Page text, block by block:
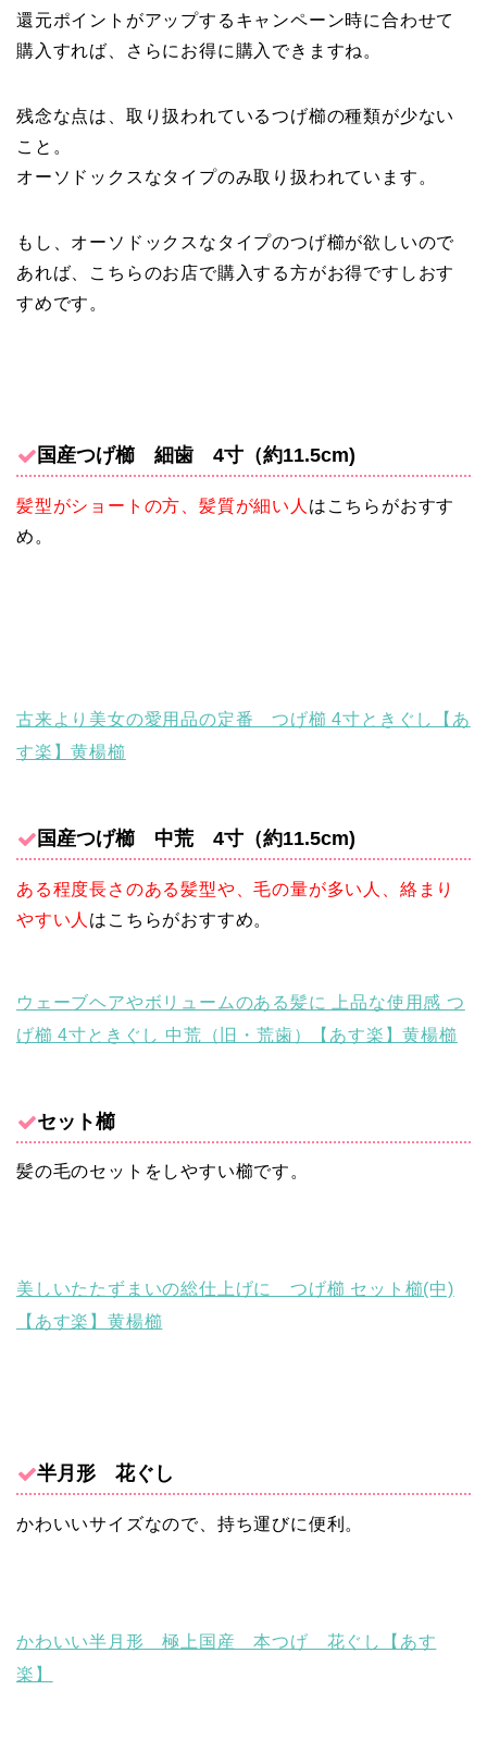
還元ポイントがアップするキャンペーン時に合わせて
購入すれば、さらにお得に購入できますね。
残念な点は、取り扱われているつげ櫛の種類が少ない
こと。
オーソドックスなタイプのみ取り扱われています。
もし、オーソドックスなタイプのつげ櫛が欲しいので
あれば、こちらのお店で購入する方がお得ですしおす
すめです。
国産つげ櫛 細歯 4寸（約11.5cm)
髪型がショートの方、髪質が細い人 はこちらがおすす
め。
古来より美女の愛用品の定番 つげ櫛 4寸ときぐし【あ
す楽】黄楊櫛
国産つげ櫛 中荒 4寸（約11.5cm)
ある程度長さのある髪型や、毛の量が多い人、絡まり
やすい人 はこちらがおすすめ。
ウェーブヘアやボリュームのある髪に 上品な使用感 つ
げ櫛 4寸ときぐし 中荒（旧・荒歯）【あす楽】黄楊櫛
セット櫛
髪の毛のセットをしやすい櫛です。
美しいたたずまいの総仕上げに つげ櫛 セット櫛(中)
【あす楽】黄楊櫛
半月形 花ぐし
かわいいサイズなので、持ち運びに便利。
かわいい半月形 極上国産 本つげ 花ぐし【あす
楽】